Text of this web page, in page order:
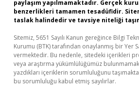
paylaşım yapılmamaktadır. Gerçek
benzerlikleri tamamen tesadüfidir.
taslak halindedir ve tavsiye niteliği
Sitemiz, 5651 Sayılı Kanun gereğince Bilgi
Kurumu (BTK) tarafından onaylanmış bir Yer
vermektedir. Bu nedenle, sitedeki içerikleri
veya araştırma yükümlülüğümüz
yazdıkları içeriklerin sorumluluğunu
bu sorumluluğu kabul etmiş sayılırlar.